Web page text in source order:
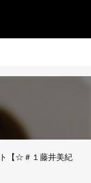
【☆＃１藤井美紀